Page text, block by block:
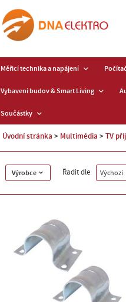
Měřicí technika a napájení
Vybavení budov & Smart Living
Součástky
Úvodní stránka Multimédia TV
Výrobce Řadit dle Výchozí